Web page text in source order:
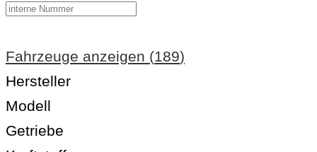
Fahrzeuge anzeigen (189)
Hersteller
Modell
Getriebe